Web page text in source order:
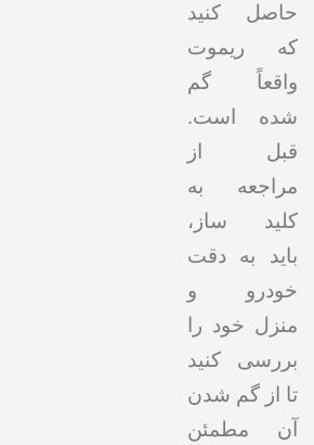
حاصل کنید
که ریموت
واقعاً گم
شده است.
قبل از
مراجعه به
کلید ساز،
باید به دقت
خودرو و
منزل خود را
بررسی کنید
تا از گم شدن
آن مطمئن